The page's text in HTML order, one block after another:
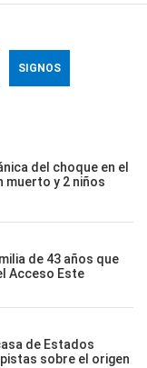
SIGNOS
del choque en el
muerto y 2 niños
de 43 años que
Acceso Este
de Estados
sobre el origen